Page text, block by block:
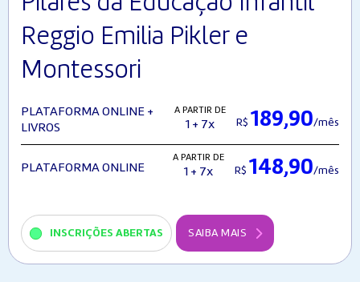
Reggio Emilia Pikler e
Montessori
PLATAFORMA ONLINE +
LIVROS
A PARTIR DE
1 + 7x R$ 189,90/mês
PLATAFORMA ONLINE
A PARTIR DE
1 + 7x R$ 148,90/mês
INSCRIÇÕES ABERTAS SAIBA MAIS